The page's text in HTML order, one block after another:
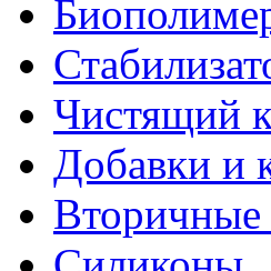
Чистящий
Добавки и